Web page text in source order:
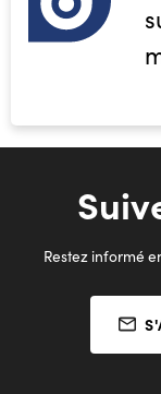
Restez informé